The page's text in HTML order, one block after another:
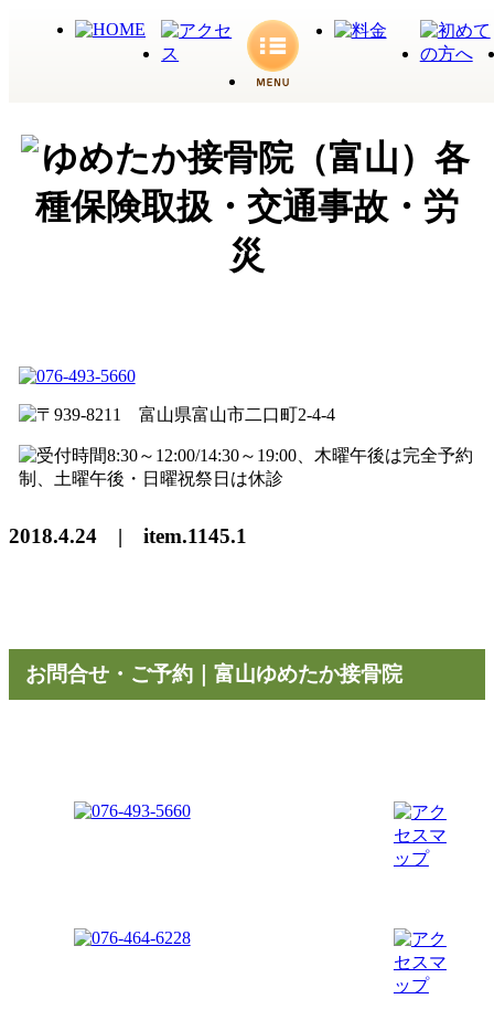
2018.4.24 | item.1145.1
お問合せ・ご予約｜富山ゆめたか接骨院